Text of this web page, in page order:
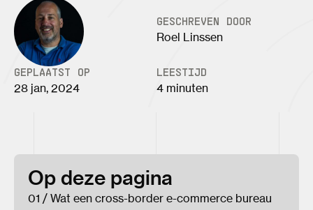
GESCHREVEN DOOR
Roel Linssen
GEPLAATST OP
28 jan, 2024
LEESTIJD
4 minuten
Op deze pagina
01 / Wat een cross-border e-commerce bureau